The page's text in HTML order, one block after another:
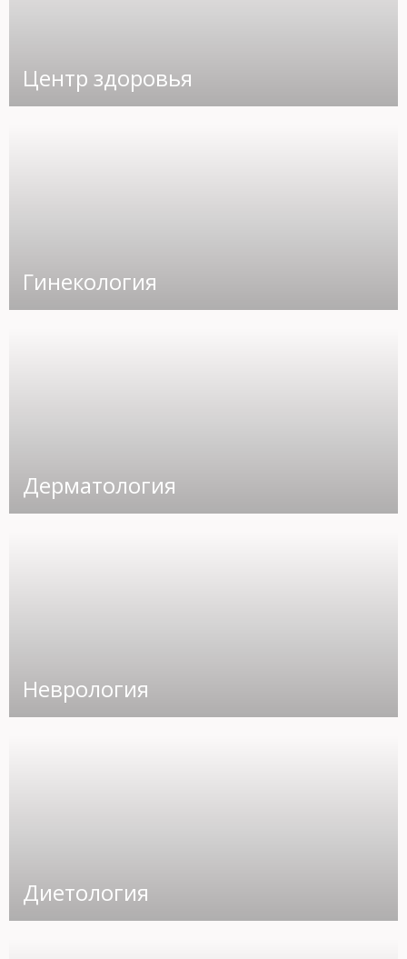
Центр здоровья
Гинекология
Дерматология
Неврология
Диетология